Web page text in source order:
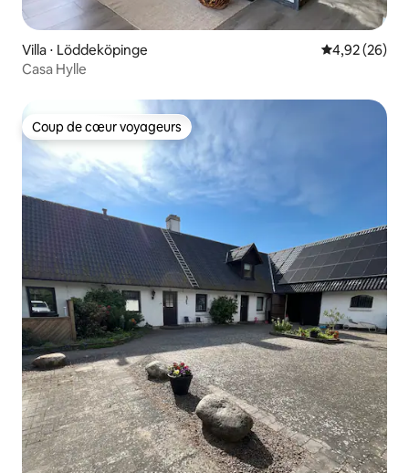
Villa ⋅ Löddeköpinge Évaluation
4,92 (26)
Casa Hylle
Coup de cœur voyageurs
Coup de cœur voyageurs